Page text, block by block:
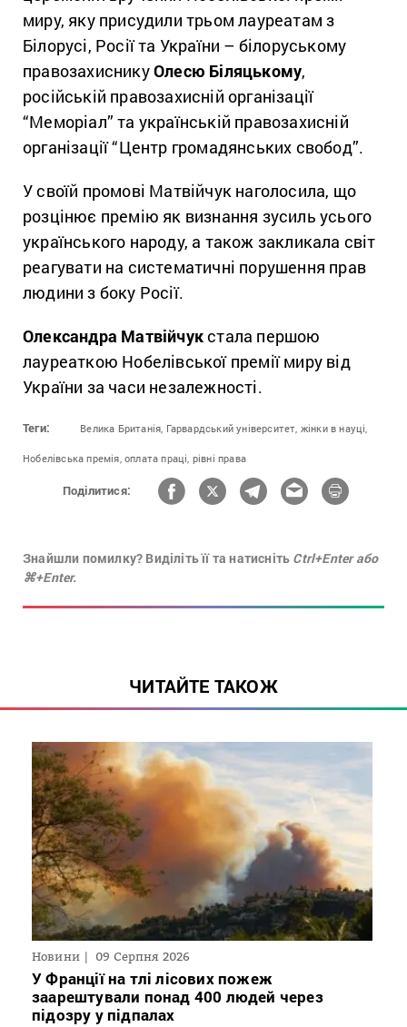
миру, яку присудили трьом лауреатам з
Білорусі, Росії та України – білоруському
правозахисникуОлесю Біляцькому,
російській правозахисній організації
“Меморіал” та українській правозахисній
організації “Центр громадянських свобод”.
У своїй промові Матвійчук наголосила, що
розцінює премію як визнання зусиль усього
українського народу, а також закликала світ
реагувати на систематичні порушення прав
людини з боку Росії.
Олександра Матвійчукстала першою
лауреаткою Нобелівської премії миру від
України за часи незалежності.
Теги: Велика Британія, Гарвардський університет, жінки в науці,
Нобелівська премія, оплата праці, рівні права
Поділитися:
Знайшли помилку? Виділіть її та натисніть Ctrl+Enter або
⌘+Enter.
ЧИТАЙТЕ ТАКОЖ
Новини 09 Серпня 2026
У Франції на тлі лісових пожеж
заарештували понад 400 людей через
підозру у підпалах